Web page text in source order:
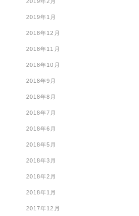
2019年1月
2018年12月
2018年11月
2018年10月
2018年9月
2018年8月
2018年7月
2018年6月
2018年5月
2018年3月
2018年2月
2018年1月
2017年12月